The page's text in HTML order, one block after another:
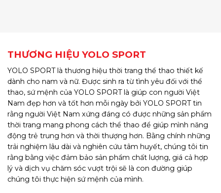
THƯƠNG HIỆU YOLO SPORT
YOLO SPORT là thương hiệu thời trang thể thao thiết kế
dành cho nam và nữ. Được sinh ra từ tình yêu đối với thể
thao, sứ mệnh của YOLO SPORT là giúp con người Việt
Nam đẹp hơn và tốt hơn mỗi ngày bởi YOLO SPORT tin
rằng người Việt Nam xứng đáng có được những sản phẩm
thời trang mang phong cách thể thao để giúp mình năng
động trẻ trung hơn và thời thượng hơn. Bằng chính những
trải nghiệm lâu dài và nghiên cứu tâm huyết, chúng tôi tin
rằng bằng việc đảm bảo sản phẩm chất lượng, giá cả hợp
lý và dịch vụ chăm sóc vượt trội sẽ là con đường giúp
chúng tôi thực hiện sứ mệnh của mình.